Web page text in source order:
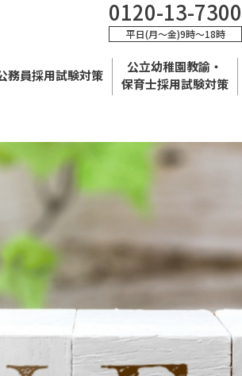
0120-13-7300
平日(月～金)9時～18時
務員採用試験対策
公立幼稚園教諭・
保育士採用試験対策